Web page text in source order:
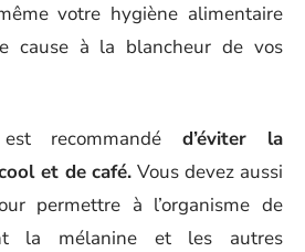
votre hygiène alimentaire
cause à la blancheur de vos
recommandé d’éviter la
et de café. Vous devez aussi
permettre à l’organisme de
la mélanine et les autres